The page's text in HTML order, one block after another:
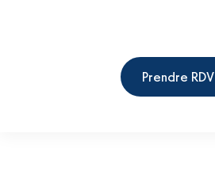
Prendre RDV